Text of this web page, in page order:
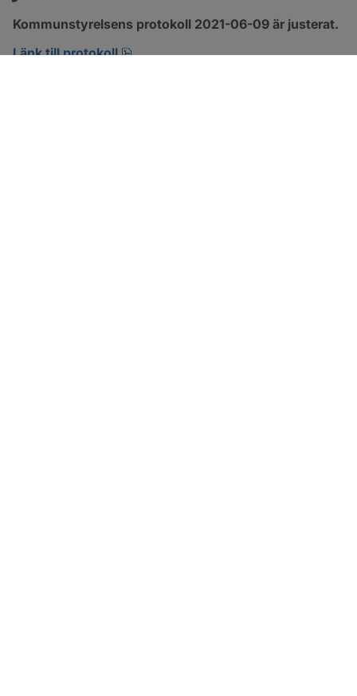
Kommunstyrelsens protokoll 2021-06-09 är justerat.
Länk till protokoll
pdf, 294.5 kB, öppnas i nytt fönster.